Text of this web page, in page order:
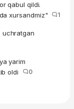
qabul qildi.
xursandmiz"
1
uchratgan
yarim
oldi
0